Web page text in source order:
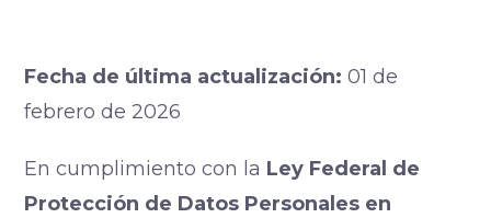
Fecha de última actualización: 01 de
febrero de 2026
En cumplimiento con la Ley Federal de
Protección de Datos Personales en